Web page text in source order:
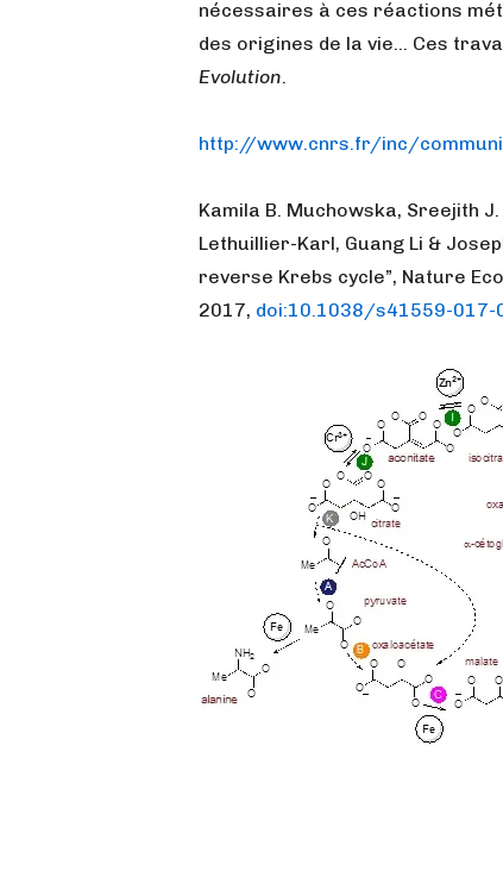
nécessaires à ces réactions
des origines de la vie… Ces
Evolution.
http://www.cnrs.fr/inc/
Kamila B. Muchowska, Sreejith
Lethuillier-Karl, Guang Li &
reverse Krebs cycle”, Nature
2017, doi:10.1038/s41559-017-